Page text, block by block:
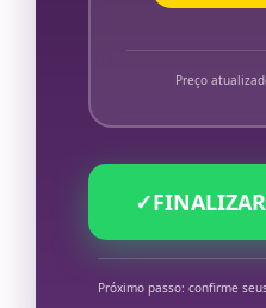
Preço
✓
Próximo passo: confirme